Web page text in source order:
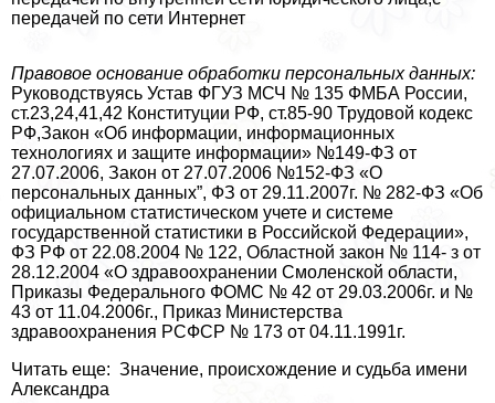
передачей по сети Интернет
Правовое основание обработки персональных данных:
Руководствуясь Устав ФГУЗ МСЧ № 135 ФМБА России,
ст.23,24,41,42 Конституции РФ, ст.85-90 Трудовой кодекс
РФ,Закон «Об информации, информационных
технологиях и защите информации» №149-ФЗ от
27.07.2006, Закон от 27.07.2006 №152-ФЗ «О
персональных данных”, ФЗ от 29.11.2007г. № 282-ФЗ «Об
официальном статистическом учете и системе
государственной статистики в Российской Федерации»,
ФЗ РФ от 22.08.2004 № 122, Областной закон № 114- з от
28.12.2004 «О здравоохранении Смоленской области,
Приказы Федерального ФОМС № 42 от 29.03.2006г. и №
43 от 11.04.2006г., Приказ Министерства
здравоохранения РСФСР № 173 от 04.11.1991г.
Читать еще: Значение, происхождение и судьба имени
Александра